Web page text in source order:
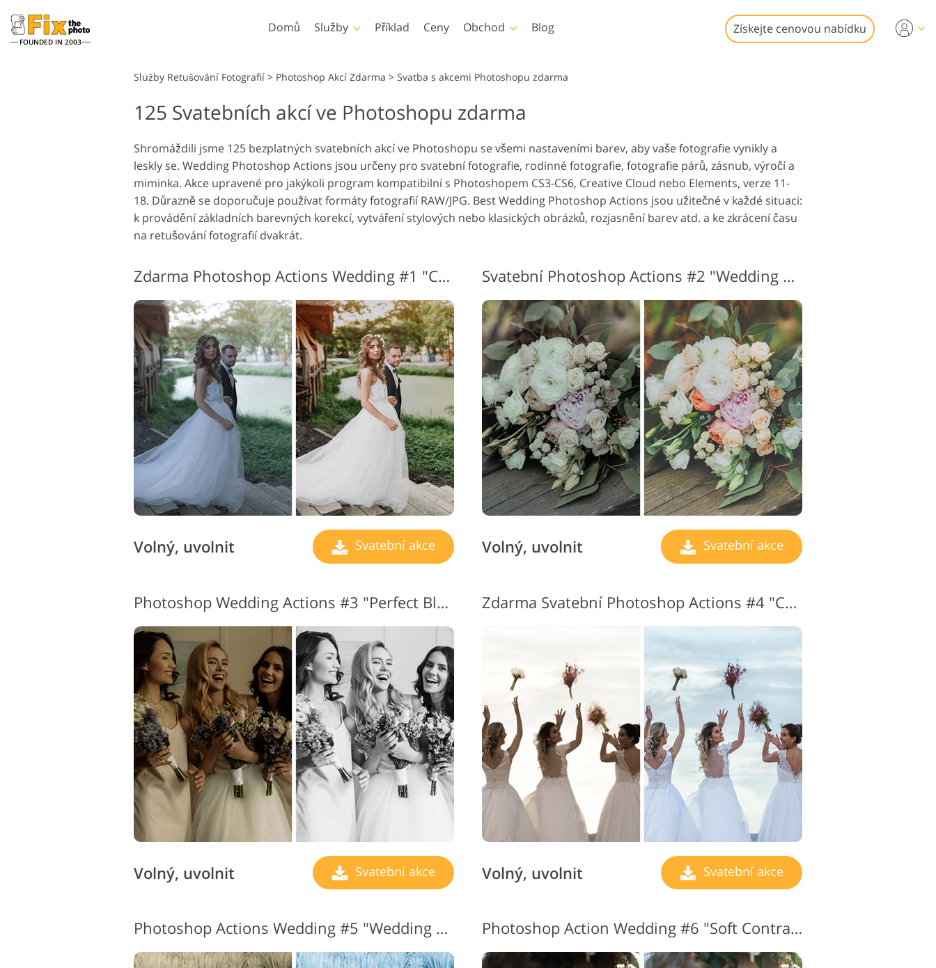
FOUNDED IN 2003
Domů Služby
Headshot
nemovitostí
Služby pro úpravu
svatebních fotografií
Modely oděvů generované
umělou inteligencí
Služby retušování produktů Služby retušování šperků Data pro výcvik AI Služby pro úpravu videa
Příklad Ceny Obchod
Lightroom
Předvolby Lightroom
kolekce LR
Přednastavení nejlepších
nabídek
Mobilní kolekce
Photoshop
Akce Photoshopu
Překryvy Photoshopu
Textury Photoshopu
Ps Actions Celé sbírky
Ps překrývá celé sbírky
Templates
Šablony
Valentýnské karty
Pozvánky na svatbu
Pozvánka na narozeniny
dětí
Blog Získejte cenovou nabídku
Služby Retušování Fotografií > Photoshop Akcí Zdarma > Svatba s akcemi Photoshopu zdarma
125 Svatebních akcí ve Photoshopu zdarma
Shromáždili jsme 125 bezplatných svatebních akcí ve Photoshopu se všemi nastaveními barev, aby vaše fotografie vynikly a
leskly se. Wedding Photoshop Actions jsou určeny pro svatební fotografie, rodinné fotografie, fotografie párů, zásnub, výročí a
miminka. Akce upravené pro jakýkoli program kompatibilní s Photoshopem CS3-CS6, Creative Cloud nebo Elements, verze 11-
18. Důrazně se doporučuje používat formáty fotografií RAW/JPG. Best Wedding Photoshop Actions jsou užitečné v každé situaci:
k provádění základních barevných korekcí, vytváření stylových nebo klasických obrázků, rozjasnění barev atd. a ke zkrácení času
na retušování fotografií dvakrát.
Zdarma Photoshop Actions Wedding #1 "Creamy"
Volný, uvolnit Svatební akce
Svatební Photoshop Actions #2 "Wedding Matte"
Volný, uvolnit Svatební akce
Photoshop Wedding Actions #3 "Perfect Black & White"
Volný, uvolnit Svatební akce
Zdarma Svatební Photoshop Actions #4 "Cool"
Volný, uvolnit Svatební akce
Photoshop Actions Wedding #5 "Wedding Party" Photoshop Action Wedding #6 "Soft Contrast"